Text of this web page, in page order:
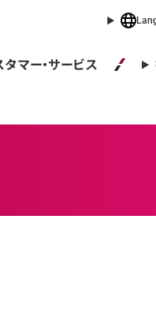
タマー・サービス